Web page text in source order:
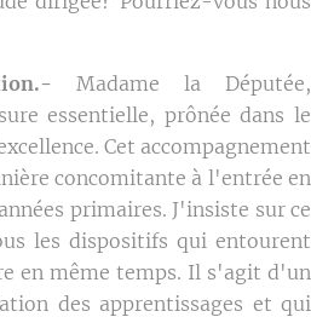
Madame la Députée,
essentielle, prônée dans le
Cet accompagnement
concomitante à l'entrée en
primaires. J'insiste sur ce
les dispositifs qui entourent
en même temps. Il s'agit d'un
des apprentissages et qui